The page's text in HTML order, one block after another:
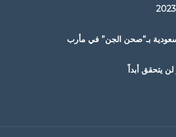
بـ”صحن الجن” في مأرب
يتحقق أبداً